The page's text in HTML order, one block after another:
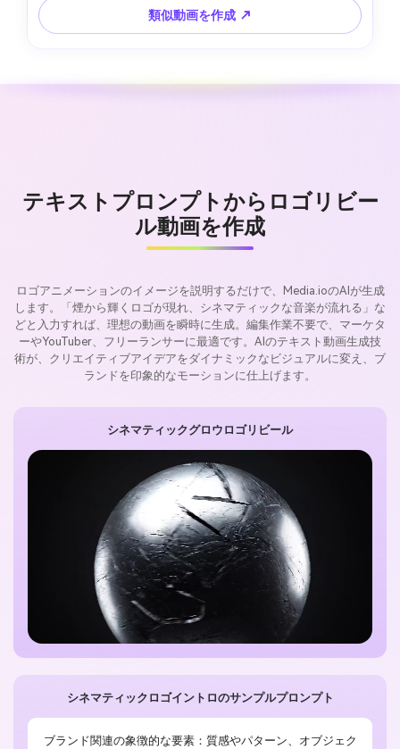
類似動画を作成 ↗
テキストプロンプトからロゴリビー
ル動画を作成
ロゴアニメーションのイメージを説明するだけで、Media.ioのAIが生成
します。「煙から輝くロゴが現れ、シネマティックな音楽が流れる」な
どと入力すれば、理想の動画を瞬時に生成。編集作業不要で、マーケタ
ーやYouTuber、フリーランサーに最適です。AIのテキスト動画生成技
術が、クリエイティブアイデアをダイナミックなビジュアルに変え、ブ
ランドを印象的なモーションに仕上げます。
シネマティックロゴイントロのサンプルプロンプト
ブランド関連の象徴的な要素：質感やパターン、オブジェク
シネマティックグロウロゴリビール